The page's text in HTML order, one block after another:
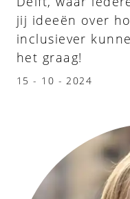
jij ideeën over
inclusiever
het graag!
15 - 10 - 2024